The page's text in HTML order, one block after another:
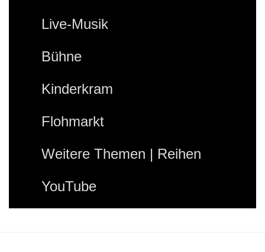
Live-Musik
Bühne
Kinderkram
Flohmarkt
Weitere Themen | Reihen
YouTube